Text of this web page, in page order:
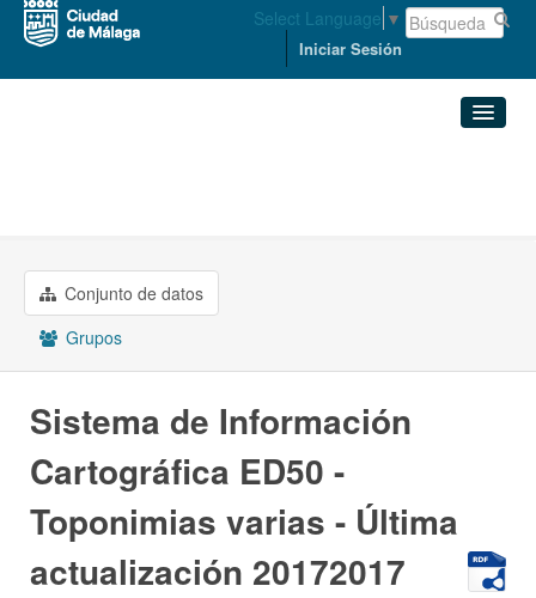
Select Language ▼
Iniciar Sesión
Grupos
Acerca de
Conjunto de datos
Grupos
Sistema de Información
Cartográfica ED50 -
Toponimias varias - Última
actualización 20172017